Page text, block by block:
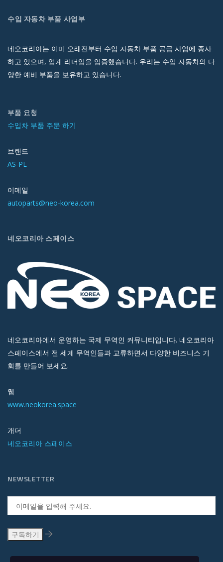
수입 자동차 부품 사업부
네오코리아는 이미 오래전부터 수입 자동차 부품 공급 사업에 종사
하고 있으며, 업계 리더임을 입증했습니다. 우리는 수입 자동차의 다
양한 예비 부품을 보유하고 있습니다.
부품 요청
수입차 부품 주문 하기
브랜드
AS-PL
이메일
autoparts@neo-korea.com
네오코리아 스페이스
네오코리아에서 운영하는 국제 무역인 커뮤니티입니다. 네오코리아
스페이스에서 전 세계 무역인들과 교류하면서 다양한 비즈니스 기
회를 만들어 보세요.
웹
www.neokorea.space
개더
네오코리아 스페이스
NEWSLETTER